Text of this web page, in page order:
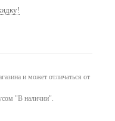
и может отличаться от
"В наличии".